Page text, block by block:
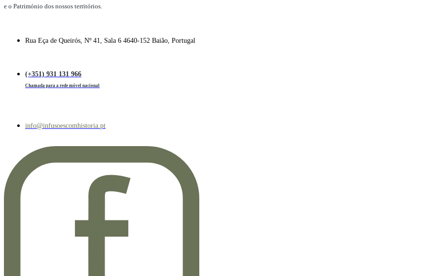
e o Património dos nossos territórios.
Rua Eça de Queirós, Nº 41, Sala 6 4640-152 Baião, Portugal
(+351) 931 131 966
Chamada para a rede móvel nacional
info@infusoescomhistoria.pt